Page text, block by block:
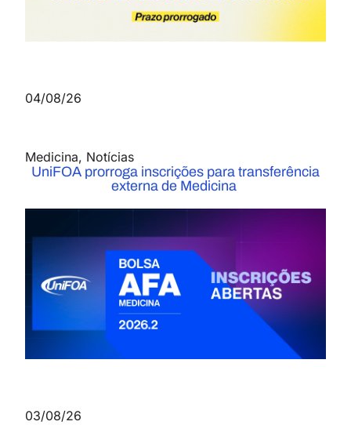
04/08/26
Medicina, Notícias
UniFOA prorroga inscrições para transferência
externa de Medicina
03/08/26